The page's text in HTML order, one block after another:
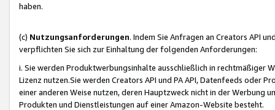
haben.
(c) Nutzungsanforderungen. Indem Sie Anfragen an Creators API
verpflichten Sie sich zur Einhaltung der folgenden Anforderungen:
i. Sie werden Produktwerbungsinhalte ausschließlich in rechtmäßiger
Lizenz nutzen.Sie werden Creators API und PA API, Datenfeeds oder
einer anderen Weise nutzen, deren Hauptzweck nicht in der Werbung
Produkten und Dienstleistungen auf einer Amazon-Website besteht.